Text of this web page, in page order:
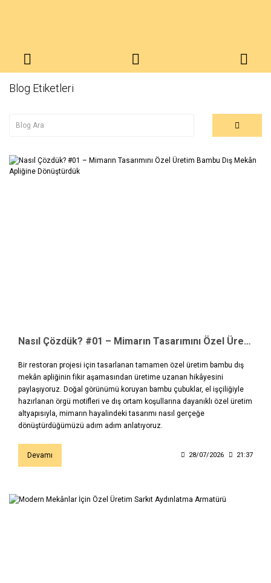
Blog Etiketleri
Nasıl Çözdük? #01 – Mimarın Tasarımını Özel Üretim Bambu Dış Mekân Apliğine Dönüştürdük
Bir restoran projesi için tasarlanan tamamen özel üretim bambu dış
mekân apliğinin fikir aşamasından üretime uzanan hikâyesini
paylaşıyoruz. Doğal görünümü koruyan bambu çubuklar, el işçiliğiyle
hazırlanan örgü motifleri ve dış ortam koşullarına dayanıklı özel üretim
altyapısıyla, mimarın hayalindeki tasarımı nasıl gerçeğe
dönüştürdüğümüzü adım adım anlatıyoruz.
Devamı 28/07/2026 21:37